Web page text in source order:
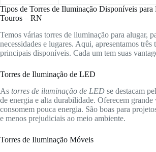
Tipos de Torres de Iluminação Disponíveis para
Touros – RN
Temos várias torres de iluminação para alugar,
necessidades e lugares. Aqui, apresentamos três
principais disponíveis. Cada um tem suas
Torres de Iluminação de LED
As torres de iluminação de LED se destacam
de energia e alta durabilidade. Oferecem
consomem pouca energia. São boas para
e menos prejudiciais ao meio ambiente.
Torres de Iluminação Móveis